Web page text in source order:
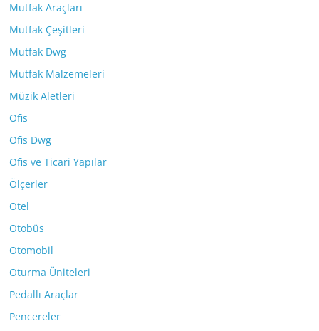
Mutfak Araçları
Mutfak Çeşitleri
Mutfak Dwg
Mutfak Malzemeleri
Müzik Aletleri
Ofis
Ofis Dwg
Ofis ve Ticari Yapılar
Ölçerler
Otel
Otobüs
Otomobil
Oturma Üniteleri
Pedallı Araçlar
Pencereler